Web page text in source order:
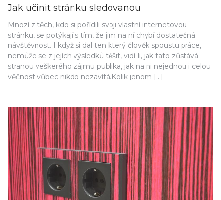
Jak učinit stránku sledovanou
Mnozí z těch, kdo si pořídili svoji vlastní internetovou
stránku, se potýkají s tím, že jim na ní chybí dostatečná
návštěvnost. I když si dal ten který člověk spoustu práce,
nemůže se z jejích výsledků těšit, vidí-li, jak tato zůstává
stranou veškerého zájmu publika, jak na ni nejednou i celou
věčnost vůbec nikdo nezavítá.Kolik jenom […]